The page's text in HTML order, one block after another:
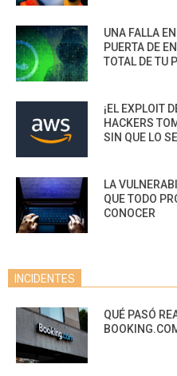
UNA FALLA
PUERTA DE
TOTAL DE TU
¡EL EXPLOIT
HACKERS
SIN QUE LO
LA
QUE TODO
CONOCER
INCIDENTES
QUÉ PASÓ